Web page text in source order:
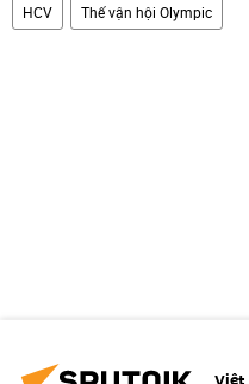
HCV Thế vận hội Olympic